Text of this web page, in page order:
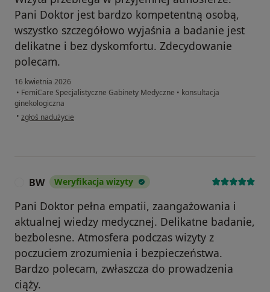
Pani Doktor jest bardzo kompetentną osobą,
wszystko szczegółowo wyjaśnia a badanie jest
delikatne i bez dyskomfortu. Zdecydowanie
polecam.
16 kwietnia 2026
• FemiCare Specjalistyczne Gabinety Medyczne • konsultacja
ginekologiczna
• w opinii użytkownika K.
zgłoś nadużycie
BW Weryfikacja wizyty
Pani Doktor pełna empatii, zaangażowania i
aktualnej wiedzy medycznej. Delikatne badanie,
bezbolesne. Atmosfera podczas wizyty z
poczuciem zrozumienia i bezpieczeństwa.
Bardzo polecam, zwłaszcza do prowadzenia
ciąży.